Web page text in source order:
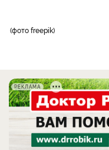
фото freepik
РЕКЛАМА